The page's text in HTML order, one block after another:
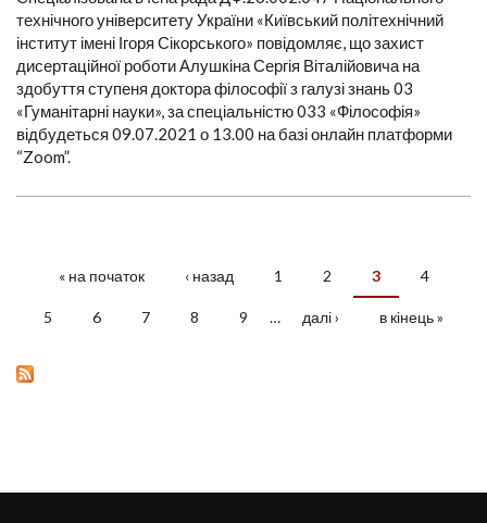
технічного університету України «Київський політехнічний
інститут імені Ігоря Сікорського» повідомляє, що захист
дисертаційної роботи Алушкіна Сергія Віталійовича на
здобуття ступеня доктора філософії з галузі знань 03
«Гуманітарні науки», за спеціальністю 033 «Філософія»
відбудеться 09.07.2021 о 13.00 на базі онлайн платформи
“Zoom”.
« на початок ‹ назад 1 2 3 4
5 6 7 8 9 … далі › в кінець »